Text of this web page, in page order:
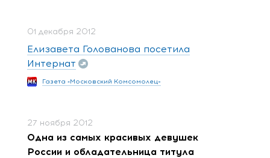
01 декабря 2012
Елизавета Голованова посетила
Интернат
Газета «Московский Комсомолец»
27 ноября 2012
Одна из самых красивых девушек
России и обладательница титула